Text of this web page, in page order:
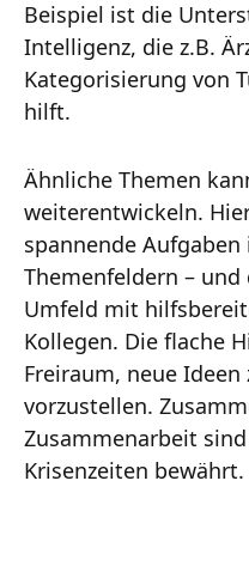
Beispiel ist die
Intelligenz, die z.B.
Kategorisierung von
hilft.
Ähnliche Themen
weiterentwickeln.
spannende
Themenfeldern –
Umfeld mit
Kollegen. Die flache
Freiraum, neue
vorzustellen.
Zusammenarbeit
Krisenzeiten bewährt.